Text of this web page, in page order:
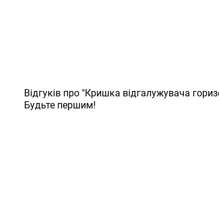
Відгуків про "Кришка відгалужувача
Будьте першим!